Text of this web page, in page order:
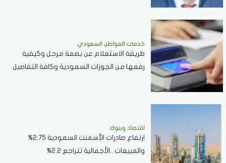
خدمات المواطن السعودي
طريقة الاستعلام عن بصمة مرحل وكيفية
رفعها من الجوزات السعودية وكافة التفاصيل
اقتصاد وبنوك
ارتفاع صادرات الأسمنت السعودية 2.75%
والمبيعات ..الأجمالية تتراجع 2.2%